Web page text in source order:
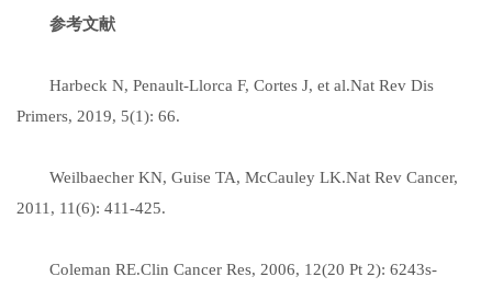
参考文献
Harbeck N, Penault-Llorca F, Cortes J, et al.Nat Rev Dis
Primers, 2019, 5(1): 66.
Weilbaecher KN, Guise TA, McCauley LK.Nat Rev Cancer,
2011, 11(6): 411-425.
Coleman RE.Clin Cancer Res, 2006, 12(20 Pt 2): 6243s-